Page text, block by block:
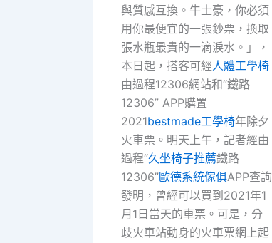
與質感互換。牛土豪，你必須
用你最便宜的一張鈔票，換取
張水瓶最貴的一滴淚水。」，
本日起，搭客可經人體工學椅
由過程12306網站和“鐵路
12306” APP購置
2021bestmade工學椅年除夕
火車票。明天上午，記者經由
過程“久坐椅子推薦鐵路
12306”歐德系統傢俱APP查詢
發明，曾經可以買到2021年1
月1日當天的車票。可是，分
歧火車站動身的火車票網上起